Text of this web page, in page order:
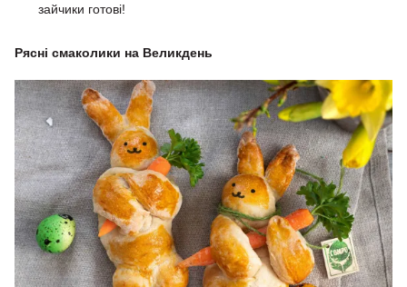
зайчики готові!
Рясні смаколики на Великдень